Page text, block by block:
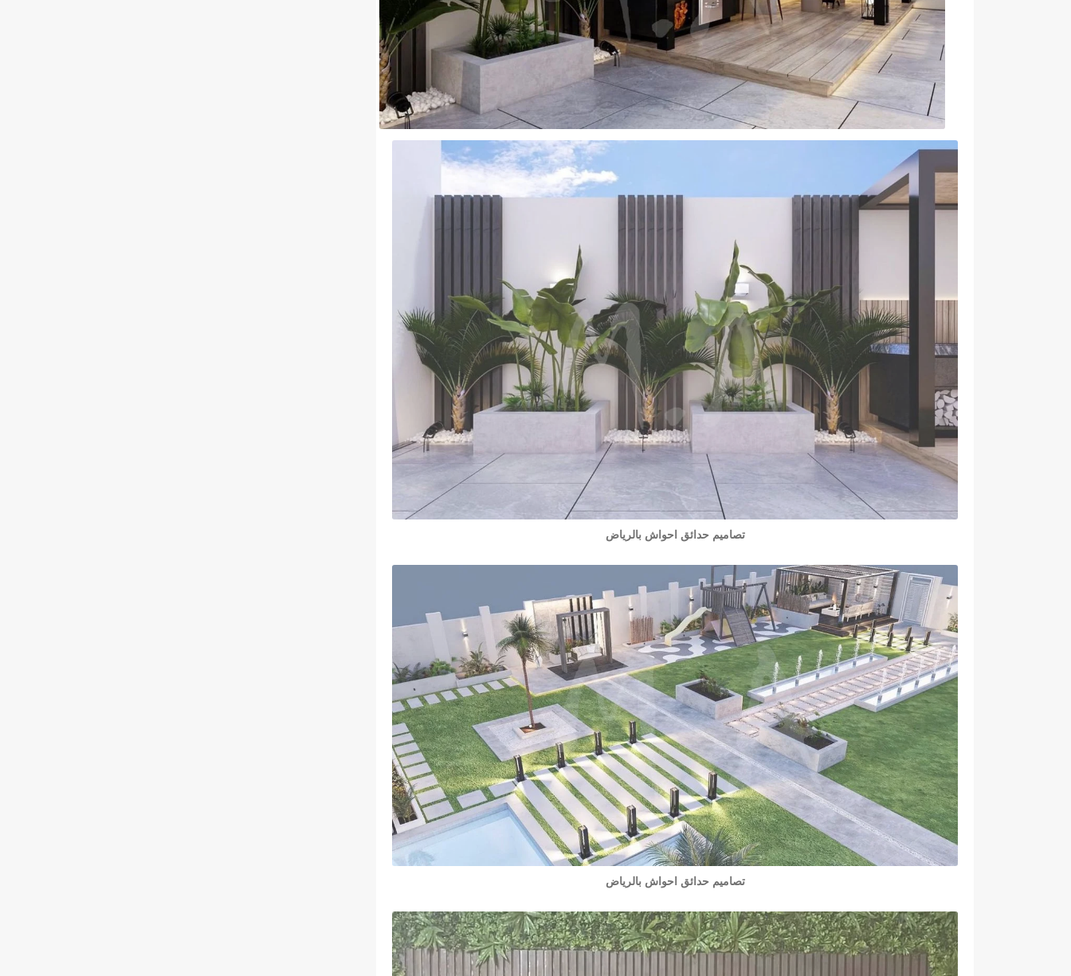
تصاميم حدائق احواش بالرياض
تصاميم حدائق احواش بالرياض